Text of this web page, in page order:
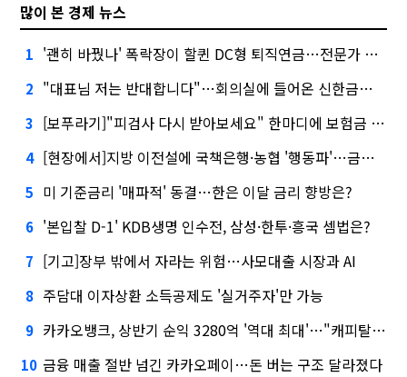
많이 본 경제 뉴스
1 '괜히 바꿨나' 폭락장이 할퀸 DC형 퇴직연금…전문가 조언은
2 "대표님 저는 반대합니다"…회의실에 들어온 신한금융 AI
3 [보푸라기]"피검사 다시 받아보세요" 한마디에 보험금 못 받을 뻔?
4 [현장에서]지방 이전설에 국책은행·농협 '행동파'…금감원 '신중모드'
5 미 기준금리 '매파적' 동결…한은 이달 금리 향방은?
6 '본입찰 D-1' KDB생명 인수전, 삼성·한투·흥국 셈법은?
7 [기고]장부 밖에서 자라는 위험…사모대출 시장과 AI
8 주담대 이자상환 소득공제도 '실거주자'만 가능
9 카카오뱅크, 상반기 순익 3280억 '역대 최대'…"캐피탈, 자산 1조원 이상"
10 금융 매출 절반 넘긴 카카오페이…돈 버는 구조 달라졌다